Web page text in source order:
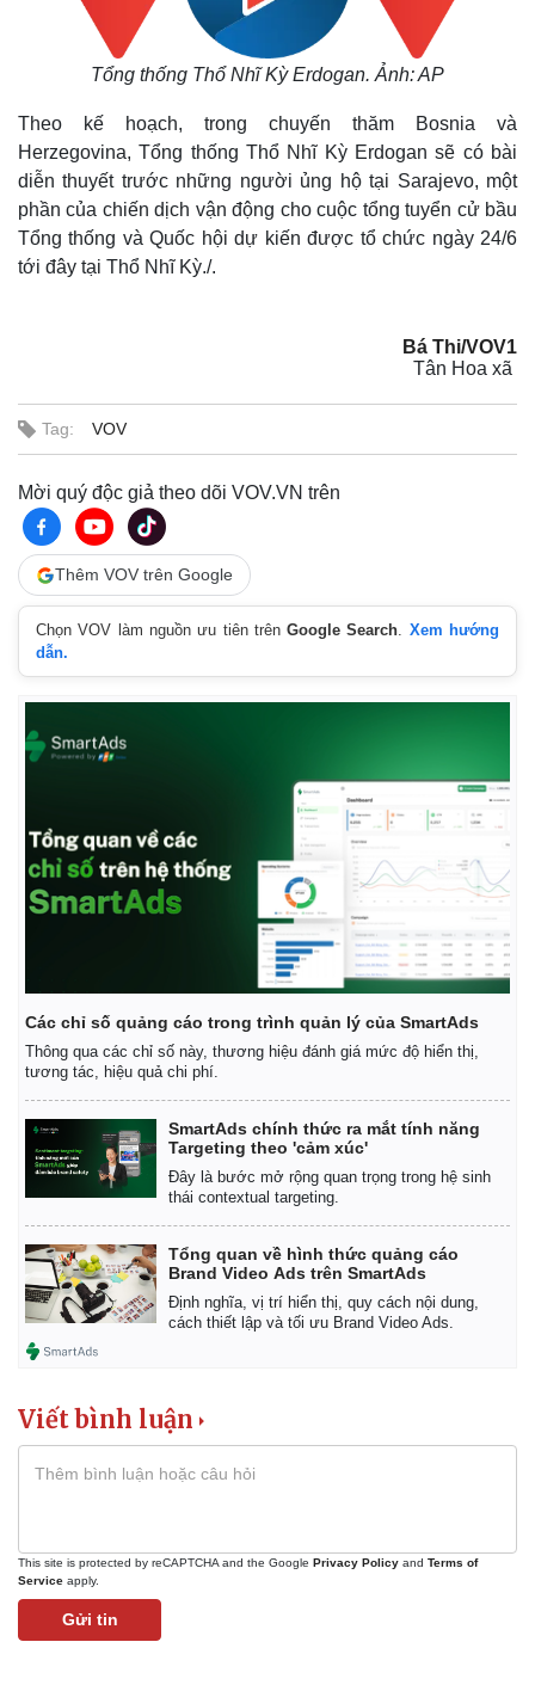
Thế giới
Quan sát
Multimedia
Tổng thống Thổ Nhĩ Kỳ Erdogan. Ảnh: AP
Theo kế hoạch, trong chuyến thăm Bosnia và
Herzegovina, Tổng thống Thổ Nhĩ Kỳ Erdogan sẽ có bài
diễn thuyết trước những người ủng hộ tại Sarajevo, một
phần của chiến dịch vận động cho cuộc tổng tuyển cử bầu
Tổng thống và Quốc hội dự kiến được tổ chức ngày 24/6
tới đây tại Thổ Nhĩ Kỳ./.
Bá Thi/VOV1
Tân Hoa xã ​
Tag: VOV
Mời quý độc giả theo dõi VOV.VN trên
Thêm VOV trên Google
Chọn VOV làm nguồn ưu tiên trênGoogle Search. Xem hướng
dẫn.
Các chỉ số quảng cáo trong trình quản lý của SmartAds
Thông qua các chỉ số này, thương hiệu đánh giá mức độ hiển thị,
tương tác, hiệu quả chi phí.
SmartAds chính thức ra mắt tính năng
Targeting theo 'cảm xúc'
Đây là bước mở rộng quan trọng trong hệ sinh
thái contextual targeting.
Tổng quan về hình thức quảng cáo
Brand Video Ads trên SmartAds
Định nghĩa, vị trí hiển thị, quy cách nội dung,
cách thiết lập và tối ưu Brand Video Ads.
Viết bình luận
This site is protected by reCAPTCHA and the Google Privacy Policy and Terms of
Service apply.
Gửi tin